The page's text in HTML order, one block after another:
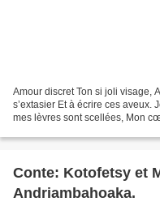
Amour discret Ton si joli visage,
s’extasier Et à écrire ces aveux.
mes lèvres sont scellées, Mon
Conte: Kotofetsy et
Andriambahoaka.